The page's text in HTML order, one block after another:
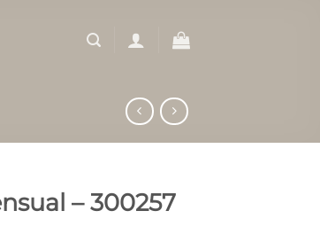
– 300257